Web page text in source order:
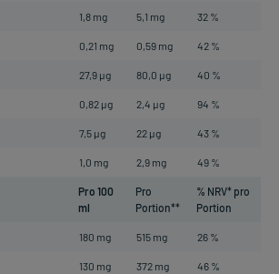
1,8 mg 5,1 mg 32 %
0,21 mg 0,59 mg 42 %
27,9 µg 80,0 µg 40 %
0,82 µg 2,4 µg 94 %
7,5 µg 22 µg 43 %
1,0 mg 2,9 mg 49 %
Pro 100
ml
Pro
Portion**
% NRV* pro
Portion
180 mg 515 mg 26 %
130 mg 372 mg 46 %